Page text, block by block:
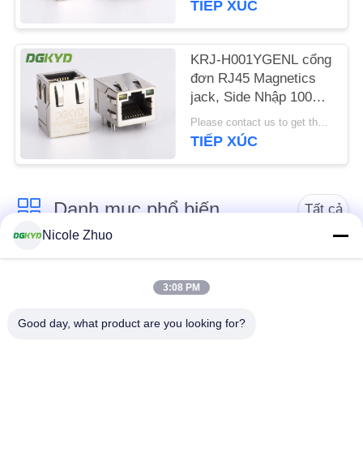
SƠ
ĐỒ
TRANG
WEB
CHÍNH
BẢO
MẬT
TIẾP XÚC
KRJ-H001YGENL cổng
đơn RJ45 Magnetics
jack, Side Nhập 100Mb
rj45 8p8c kết nối
Please contact us to get the latest price. MOQ:1 miếng
TIẾP XÚC
Danh mục phổ biến
Tất cả
các
Đầu nối Ethernet
RJ45 nhiều cổng kết
Nicole Zhuo
3:08 PM
Good day, what product are you looking for?